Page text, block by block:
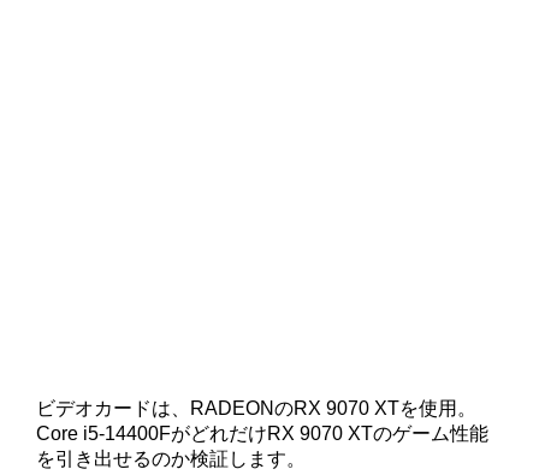
ビデオカードは、RADEONのRX 9070 XTを使用。
Core i5-14400FがどれだけRX 9070 XTのゲーム性能
を引き出せるのか検証します。